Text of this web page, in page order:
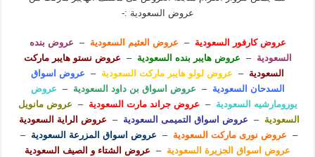
عروض السعودية :-
عروض كارفور السعودية – عروض العثيم السعودية –
عروض بنده
السعودية – عروض هايبر بنده السعودية –
عروض نستو هايبر ماركت
السعودية – عروض لولو هايبر ماركت السعودية –
عروض اسواق
السدحان السعودية – عروض اسواق بن داود السعودية –
عروض
يورومارشيه السعودية – عروض جراند مارت السعودية –
عروض مانويل
السعودية – عروض اسواق التميمى السعودية –
عروض الراية السعودية
–
عروض نورى ماركت السعودية – عروض اسواق المزرعة السعودية –
عروض اسواق الجزيرة السعودية – عروض الشتاء و الصيف السعودية